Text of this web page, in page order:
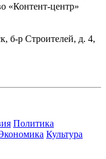
«Контент-центр»
б-р Строителей, д. 4,
Политика
Культура